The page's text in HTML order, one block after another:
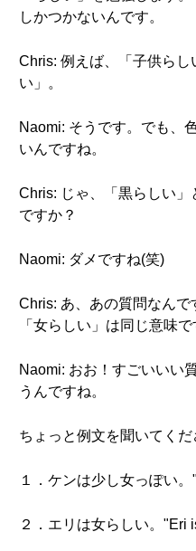
しかつかないんです。
Chris: 例えば、「子供ら
い」。
Naomi: そうです。でも、
いんですね。
Chris: じゃ、「黒らしい」
ですか？
Naomi: ダメですね(笑)
Chris: あ、あの質問なんで
「女らしい」は同じ意味で
Naomi: おお！すごいいい
うんですね。
ちょっと例文を聞いてくだ
１．ケンは少し女っぽい
２．エリは女らしい。"Eri